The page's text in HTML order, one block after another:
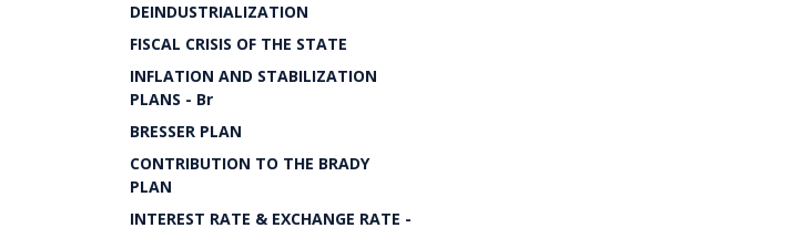
DEINDUSTRIALIZATION
FISCAL CRISIS OF THE STATE
INFLATION AND STABILIZATION
PLANS - Br
BRESSER PLAN
CONTRIBUTION TO THE BRADY
PLAN
INTEREST RATE & EXCHANGE RATE -